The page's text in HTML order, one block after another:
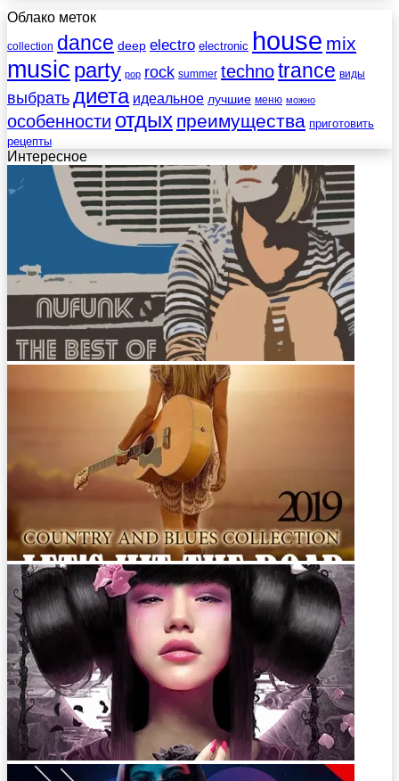
Облако меток
collection dance deep electro electronic house mix
music party pop rock summer technotrance виды
выбратьдиета идеальное лучшие меню можно
особенности отдых преимущества приготовить
рецепты
Интересное